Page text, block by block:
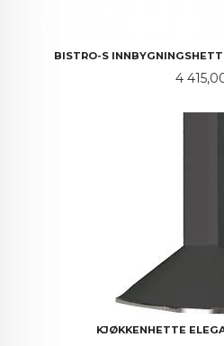
BISTRO-S
Pris
4
KJØKKENHETTE